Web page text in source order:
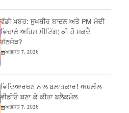
ਵੱਡੀ ਖ਼ਬਰ: ਸੁਖਬੀਰ ਬਾਦਲ ਅਤੇ PM ਮੋਦੀ
ਵਿਚਾਲੇ ਅਹਿਮ ਮੀਟਿੰਗ; ਕੀ ਹੋ ਸਕਦੈ
ਗੱਠਜੋੜ?
ਅਗਸਤ 7, 2026
ਵਿਦਿਆਰਥਣ ਨਾਲ ਬਲਾਤਕਾਰ! ਅਸ਼ਲੀਲ
ਵੀਡੀਓ ਬਣਾ ਕੇ ਕੀਤਾ ਬਲੈਕਮੇਲ
ਅਗਸਤ 7, 2026